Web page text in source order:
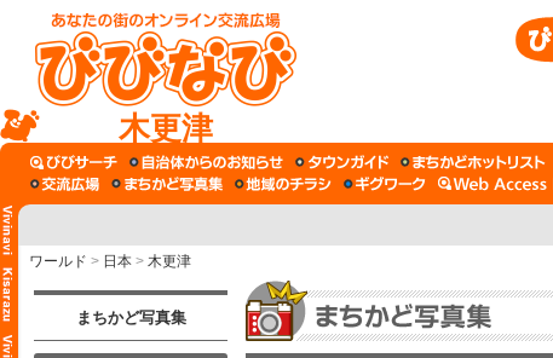
木更津
ワールド > 日本 > 木更津
まちかど写真集